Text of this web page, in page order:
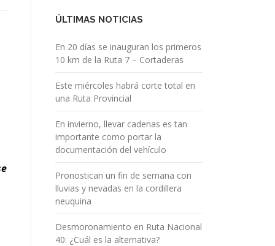
ÚLTIMAS NOTICIAS
En 20 días se inauguran los primeros
10 km de la Ruta 7 – Cortaderas
Este miércoles habrá corte total en
una Ruta Provincial
En invierno, llevar cadenas es tan
importante como portar la
documentación del vehículo
Pronostican un fin de semana con
lluvias y nevadas en la cordillera
neuquina
Desmoronamiento en Ruta Nacional
40: ¿Cuál es la alternativa?